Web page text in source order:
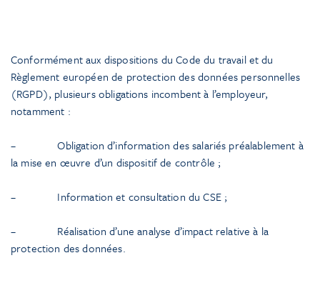
Conformément aux dispositions du Code du travail et du
Règlement européen de protection des données personnelles
(RGPD), plusieurs obligations incombent à l’employeur,
notamment :
– Obligation d’information des salariés préalablement à
la mise en œuvre d’un dispositif de contrôle ;
– Information et consultation du CSE ;
– Réalisation d’une analyse d’impact relative à la
protection des données.